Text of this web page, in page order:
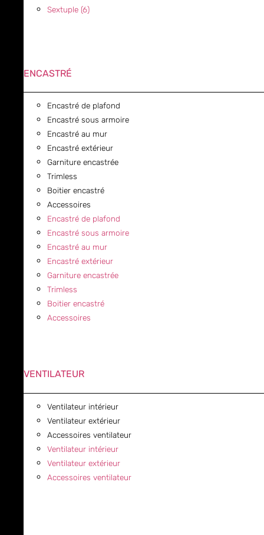
Sextuple (6)
ENCASTRÉ
Encastré de plafond
Encastré sous armoire
Encastré au mur
Encastré extérieur
Garniture encastrée
Trimless
Boitier encastré
Accessoires
Encastré de plafond
Encastré sous armoire
Encastré au mur
Encastré extérieur
Garniture encastrée
Trimless
Boitier encastré
Accessoires
VENTILATEUR
Ventilateur intérieur
Ventilateur extérieur
Accessoires ventilateur
Ventilateur intérieur
Ventilateur extérieur
Accessoires ventilateur